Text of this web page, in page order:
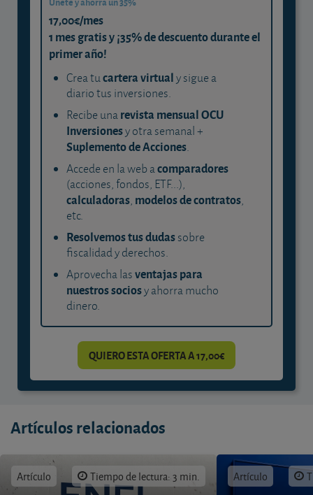
17,00€/mes
1 mes gratis y ¡35% de descuento durante el
primer año!
Crea tucartera virtualy sigue a
diario tus inversiones.
Recibe unarevista mensual OCU
Inversionesy otra semanal +
Suplemento de Acciones.
Accede en la web acomparadores
(acciones, fondos, ETF...),
calculadoras, modelos de contratos,
etc.
Resolvemos tus dudassobre
fiscalidad y derechos.
Aprovecha lasventajas para
nuestros sociosy ahorra mucho
dinero.
QUIERO ESTA OFERTA A 17,00€
Artículos relacionados
Artículo Tiempo de lectura: 3 min. Artículo